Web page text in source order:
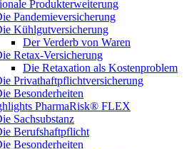
Produkterweiterung
Pandemieversicherung
Kühlgutversicherung
Der Verderb von Waren
Retax-Versicherung
Die Retaxation als Kostenproblem
Privathaftpflichtversicherung
Besonderheiten
PharmaRisk® FLEX
Sachsubstanz
Berufshaftpflicht
Besonderheiten